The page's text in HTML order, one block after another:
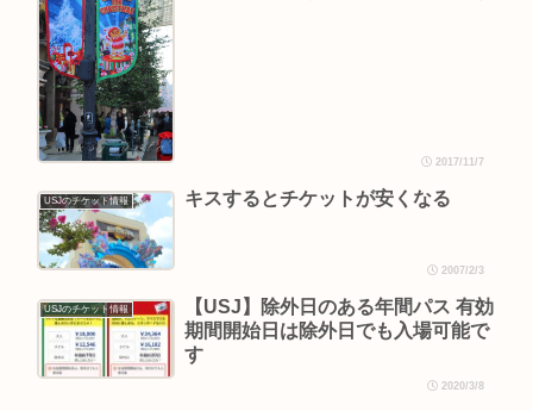
2017/11/7
USJのチケット情報 キスするとチケットが安くなる
2007/2/3
USJのチケット情報
【USJ】除外日のある年間パス 有効
期間開始日は除外日でも入場可能で
す
2020/3/8